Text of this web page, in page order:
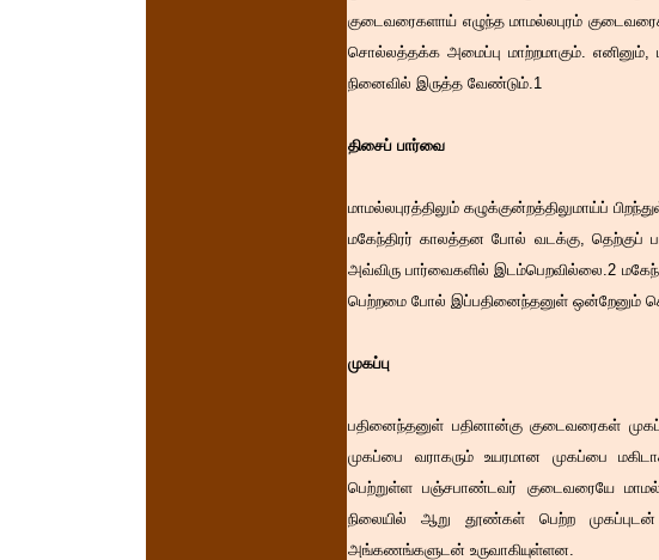
குடைவரைகளாய் எழுந்த மாமல்லபுரம்
சொல்லத்தக்க அமைப்பு மாற்றமாகும். எனினும்,
நினைவில் இருத்த வேண்டும்.1
திசைப் பார்வை
மாமல்லபுரத்திலும் கழுக்குன்றத்திலுமாய்ப்
மகேந்திரர் காலத்தன போல் வடக்கு,
அவ்விரு பார்வைகளில் இடம்பெறவில்லை.2
பெற்றமை போல் இப்பதினைந்தனுள் ஒன்றேனும்
முகப்பு
பதினைந்தனுள் பதினான்கு குடைவரைகள்
முகப்பை வராகரும் உயரமான முகப்பை
பெற்றுள்ள பஞ்சபாண்டவர் குடைவரையே
நிலையில் ஆறு தூண்கள் பெற்ற முகப்புடன்
அங்கணங்களுடன் உருவாகியுள்ளன.